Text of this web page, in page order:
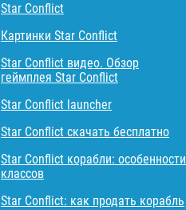
Star Conflict
Картинки Star Conflict
Star Conflict видео. Обзор
геймплея Star Conflict
Star Conflict launcher
Star Conflict скачать бесплатно
Star Conflict корабли: особенности
классов
Star Conflict: как продать корабль